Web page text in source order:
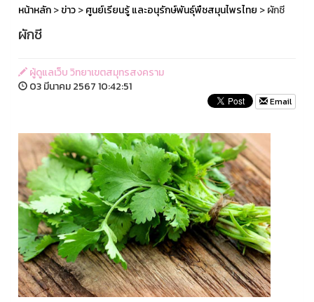
หน้าหลัก>ข่าว>ศูนย์เรียนรู้ และอนุรักษ์พันธุ์พืชสมุนไพรไทย > ผักชี
ผักชี
ผู้ดูแลเว็บ วิทยาเขตสมุทรสงคราม
03 มีนาคม 2567 10:42:51
Email